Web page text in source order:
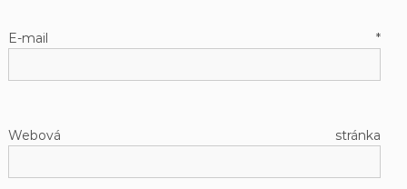
E-mail*
Webová stránka